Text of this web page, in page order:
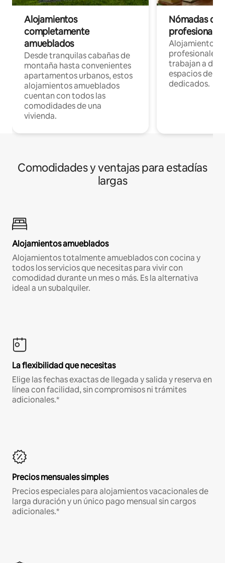
Alojamientos
completamente
amueblados
Desde tranquilas cabañas de
montaña hasta convenientes
apartamentos urbanos, estos
alojamientos amueblados
cuentan con todos las
comodidades de una
vivienda.
Nómadas
Alojamientos
profesionales
trabajan a
espacios de
dedicados.
Comodidades y ventajas para estadías
largas
Alojamientos amueblados
Alojamientos totalmente amueblados con cocina y
todos los servicios que necesitas para vivir con
comodidad durante un mes o más. Es la alternativa
ideal a un subalquiler.
La flexibilidad que necesitas
Elige las fechas exactas de llegada y salida y reserva en
línea con facilidad, sin compromisos ni trámites
adicionales.*
Precios mensuales simples
Precios especiales para alojamientos vacacionales de
larga duración y un único pago mensual sin cargos
adicionales.*